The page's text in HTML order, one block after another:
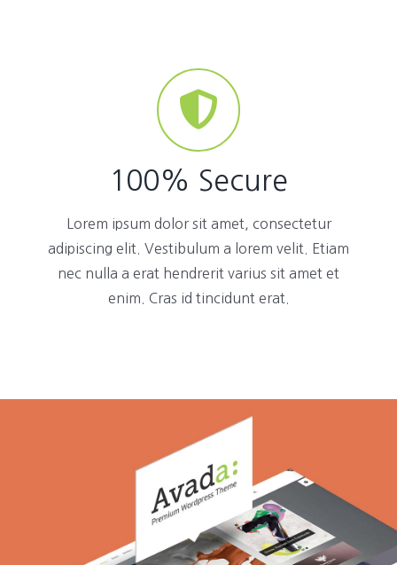
100% Secure
Lorem ipsum dolor sit amet, consectetur
adipiscing elit. Vestibulum a lorem velit. Etiam
nec nulla a erat hendrerit varius sit amet et
enim. Cras id tincidunt erat.